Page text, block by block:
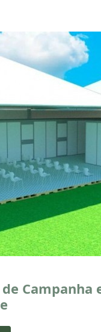
Campanha